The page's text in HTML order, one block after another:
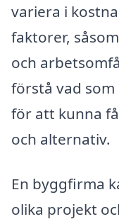
variera i
faktorer,
och
förstå vad
för att kunna
och alternativ.
En byggfirma
olika projekt